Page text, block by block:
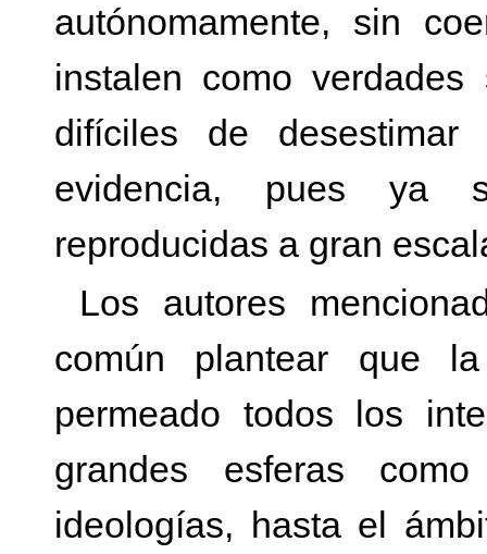
autónomamente, sin
instalen como
difíciles de desestimar
evidencia, pues ya
reproducidas a gran
Los autores
común plantear que
permeado todos los
grandes esferas
ideologías, hasta el